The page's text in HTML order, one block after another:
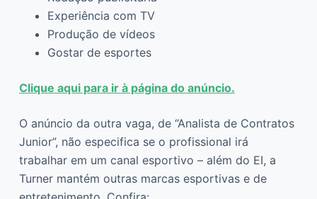
Experiência com TV
Produção de vídeos
Gostar de esportes
Clique aqui para ir à página do anúncio.
O anúncio da outra vaga, de “Analista de Contratos
Junior”, não especifica se o profissional irá
trabalhar em um canal esportivo – além do EI, a
Turner mantém outras marcas esportivas e de